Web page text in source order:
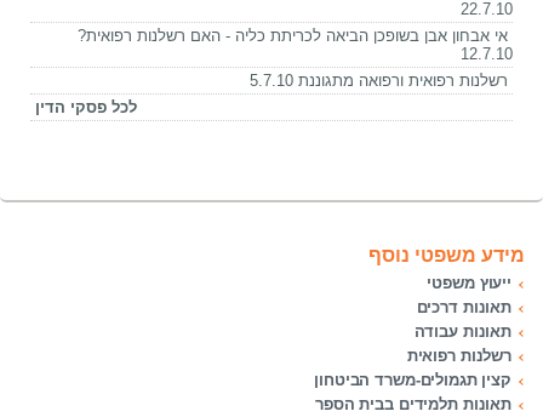
22.7.10
אי אבחון אבן בשופכן הביאה לכריתת כליה - האם רשלנות רפואית?
12.7.10
רשלנות רפואית ורפואה מתגוננת 5.7.10
לכל פסקי הדין
מידע משפטי נוסף
ייעוץ משפטי
תאונות דרכים
תאונות עבודה
רשלנות רפואית
קצין תגמולים-משרד הביטחון
תאונות תלמידים בבית הספר